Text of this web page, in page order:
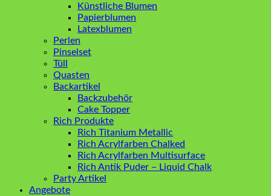
Künstliche Blumen
Papierblumen
Latexblumen
Perlen
Pinselset
Tüll
Quasten
Backartikel
Backzubehör
Cake Topper
Rich Produkte
Rich Titanium Metallic
Rich Acrylfarben Chalked
Rich Acrylfarben Multisurface
Rich Antik Puder – Liquid Chalk
Party Artikel
Angebote